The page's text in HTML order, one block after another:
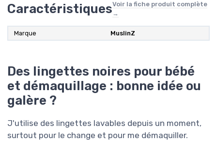
CaractéristiquesVoir la fiche produit complète
→
Marque MuslinZ
Des lingettes noires pour bébé
et démaquillage : bonne idée ou
galère ?
J'utilise des lingettes lavables depuis un moment,
surtout pour le change et pour me démaquiller.